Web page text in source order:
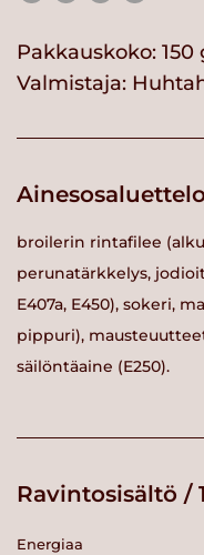
Pakkauskoko: 150
Valmistaja:
broilerin rintafilee
perunatärkkelys,
E407a, E450), sokeri,
pippuri),
säilöntäaine (E250).
Ravintosisältö /
Energiaa